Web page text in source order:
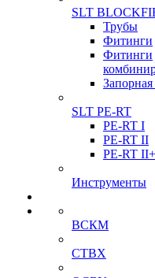
SLT
Трубы
Фитинги
Фитинги
SLT PE-RT
PE-RT I
PE-RT II
PE-RT
Инструменты
ВСКМ
СТВХ